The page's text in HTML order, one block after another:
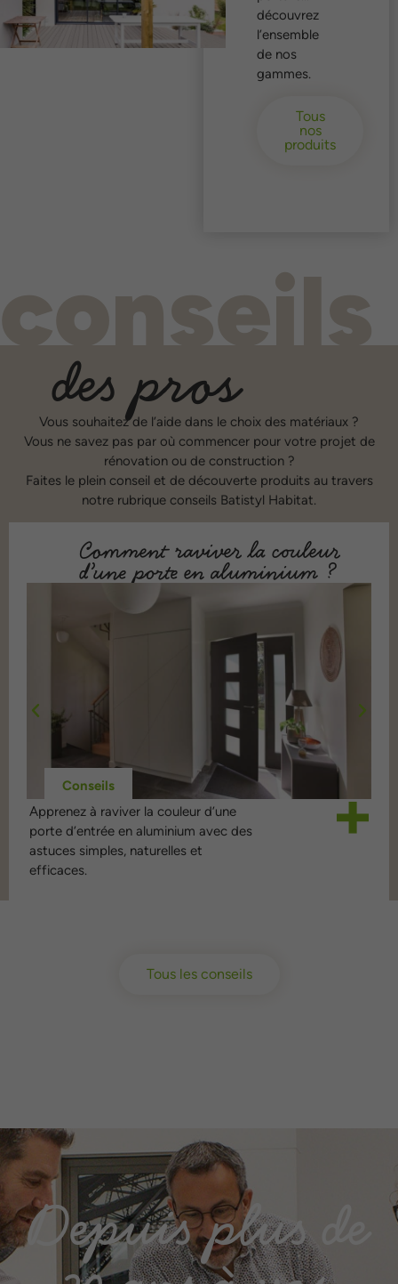
découvrez
l’ensemble
de nos
gammes.
Tous
nos
produits
conseils
des pros
Vous souhaitez de l’aide dans le choix des matériaux ?
Vous ne savez pas par où commencer pour votre projet de
rénovation ou de construction ?
Faites le plein conseil et de découverte produits au travers
notre rubrique conseils Batistyl Habitat.
Comment raviver la couleur
d’une porte en aluminium ?
Conseils
Apprenez à raviver la couleur d’une
porte d’entrée en aluminium avec des
astuces simples, naturelles et
efficaces.
Tous les conseils
Depuis plus de